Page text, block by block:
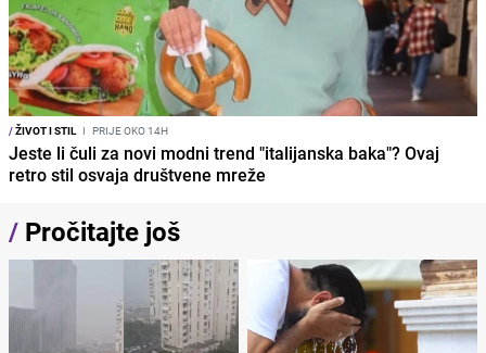
/ŽIVOT I STIL I PRIJE OKO 14H
Jeste li čuli za novi modni trend "italijanska baka"? Ovaj
retro stil osvaja društvene mreže
/ Pročitajte još